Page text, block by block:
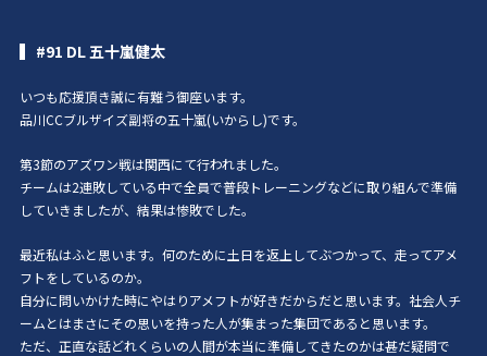
#91 DL 五十嵐健太
いつも応援頂き誠に有難う御座います。
品川CCブルザイズ副将の五十嵐(いからし)です。
第3節のアズワン戦は関西にて行われました。
チームは2連敗している中で全員で普段トレーニングなどに取り組んで準備
していきましたが、結果は惨敗でした。
最近私はふと思います。何のために土日を返上してぶつかって、走ってアメ
フトをしているのか。
自分に問いかけた時にやはりアメフトが好きだからだと思います。社会人チ
ームとはまさにその思いを持った人が集まった集団であると思います。
ただ、正直な話どれくらいの人間が本当に準備してきたのかは甚だ疑問で